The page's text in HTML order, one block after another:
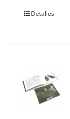
Detalles